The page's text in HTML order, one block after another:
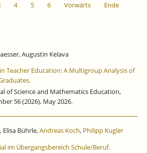
4 5 6 Vorwärts Ende
Augustin Kelava
Teacher Education: A Multigroup Analysis of
of Science and Mathematics Education,
56 (2026), May 2026.
, Elisa Bührle,Andreas Koch, Philipp Kugler
im Übergangsbereich Schule/Beruf.